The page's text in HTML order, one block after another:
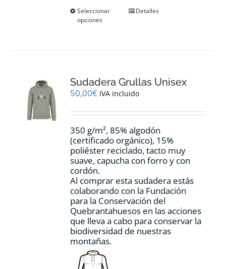
Seleccionar
opciones
Este
se
pueden
en
página
de
producto
Detalles
Sudadera Grullas Unisex
50,00€ IVA incluido
350 g/m², 85% algodón
(certificado orgánico), 15%
poliéster reciclado, tacto muy
suave, capucha con forro y con
cordón.
Al comprar esta sudadera estás
colaborando con la Fundación
para la Conservación del
Quebrantahuesos en las acciones
que lleva a cabo para conservar la
biodiversidad de nuestras
montañas.